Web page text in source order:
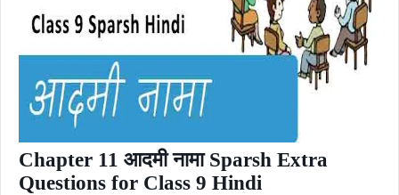
Chapter 11 आदमी नामा Sparsh Extra
Questions for Class 9 Hindi